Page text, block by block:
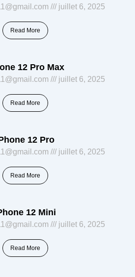
juillet 6, 2025
Read More
12 Pro Max
juillet 6, 2025
Read More
12 Pro
juillet 6, 2025
Read More
12 Mini
juillet 6, 2025
Read More